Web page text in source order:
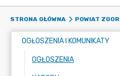
STRONA GŁÓWNA POWIAT
OGŁOSZENIA I KOMUNIKATY
OGŁOSZENIA